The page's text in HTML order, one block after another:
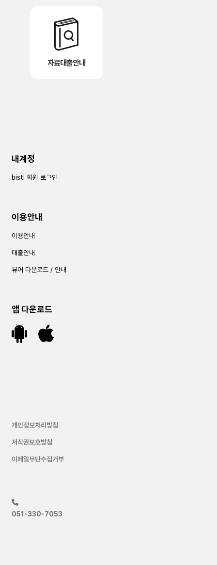
자료대출안내
내계정
bistl 회원 로그인
이용안내
이용안내
대출안내
뷰어 다운로드 / 안내
앱 다운로드
개인정보처리방침
저작권보호방침
이메일무단수집거부
051-330-7053